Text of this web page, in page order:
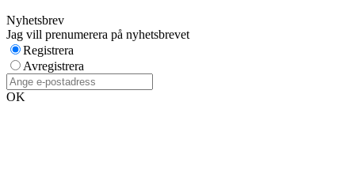
Nyhetsbrev
Jag vill prenumerera på nyhetsbrevet
Registrera
Avregistrera
OK